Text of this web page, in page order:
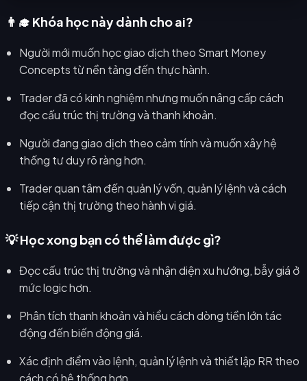
👨‍🎓 Khóa học này dành cho ai?
Người mới muốn học giao dịch theo Smart Money
Concepts từ nền tảng đến thực hành.
Trader đã có kinh nghiệm nhưng muốn nâng cấp cách
đọc cấu trúc thị trường và thanh khoản.
Người đang giao dịch theo cảm tính và muốn xây hệ
thống tư duy rõ ràng hơn.
Trader quan tâm đến quản lý vốn, quản lý lệnh và cách
tiếp cận thị trường theo hành vi giá.
💡 Học xong bạn có thể làm được gì?
Đọc cấu trúc thị trường và nhận diện xu hướng, bẫy giá ở
mức logic hơn.
Phân tích thanh khoản và hiểu cách dòng tiền lớn tác
động đến biến động giá.
Xác định điểm vào lệnh, quản lý lệnh và thiết lập RR theo
cách có hệ thống hơn.